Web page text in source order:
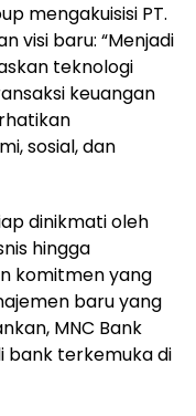
mengakuisisi PT.
visi baru: “Menjadi
teknologi
keuangan
sosial, dan
dinikmati oleh
hingga
komitmen yang
baru yang
MNC Bank
bank terkemuka di